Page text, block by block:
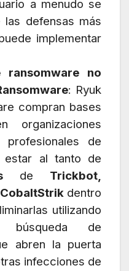
a menudo se
las defensas más
implementar
ransomware no
: Ryuk
compran bases
organizaciones
de
estar al tanto de
de Trickbot,
dentro
utilizando
búsqueda de
abren la puerta
infecciones de